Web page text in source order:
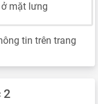
mặt lưng
tin trên trang
2